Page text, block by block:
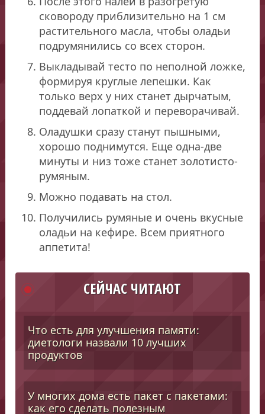
сковороду приблизительно на 1 см
растительного масла, чтобы оладьи
подрумянились со всех сторон.
Выкладывай тесто по неполной ложке,
формируя круглые лепешки. Как
только верх у них станет дырчатым,
поддевай лопаткой и переворачивай.
Оладушки сразу станут пышными,
хорошо поднимутся. Еще одна-две
минуты и низ тоже станет золотисто-
румяным.
Можно подавать на стол.
Получились румяные и очень вкусные
оладьи на кефире. Всем приятного
аппетита!
СЕЙЧАС ЧИТАЮТ
Что есть для улучшения памяти:
диетологи назвали 10 лучших
продуктов
У многих дома есть пакет с пакетами:
как его сделать полезным